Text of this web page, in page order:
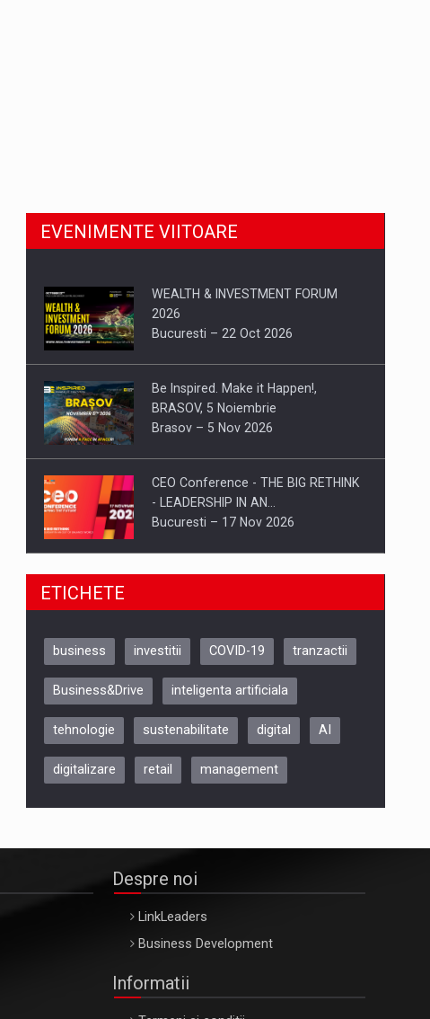
EVENIMENTE VIITOARE
WEALTH & INVESTMENT FORUM
2026
Bucuresti – 22 Oct 2026
Be Inspired. Make it Happen!,
BRASOV, 5 Noiembrie
Brasov – 5 Nov 2026
CEO Conference - THE BIG RETHINK
- LEADERSHIP IN AN…
Bucuresti – 17 Nov 2026
Be Inspired. Make it Happen!, CLUJ, 9
ARTEMIS LETO, ORADEA, 8
Oradea – 8 Oct 2026
ETICHETE
business investitii COVID-19 tranzactii
Business&Drive inteligenta artificiala
tehnologie sustenabilitate digital AI
digitalizare retail management
Despre noi
LinkLeaders
Business Development
Informatii